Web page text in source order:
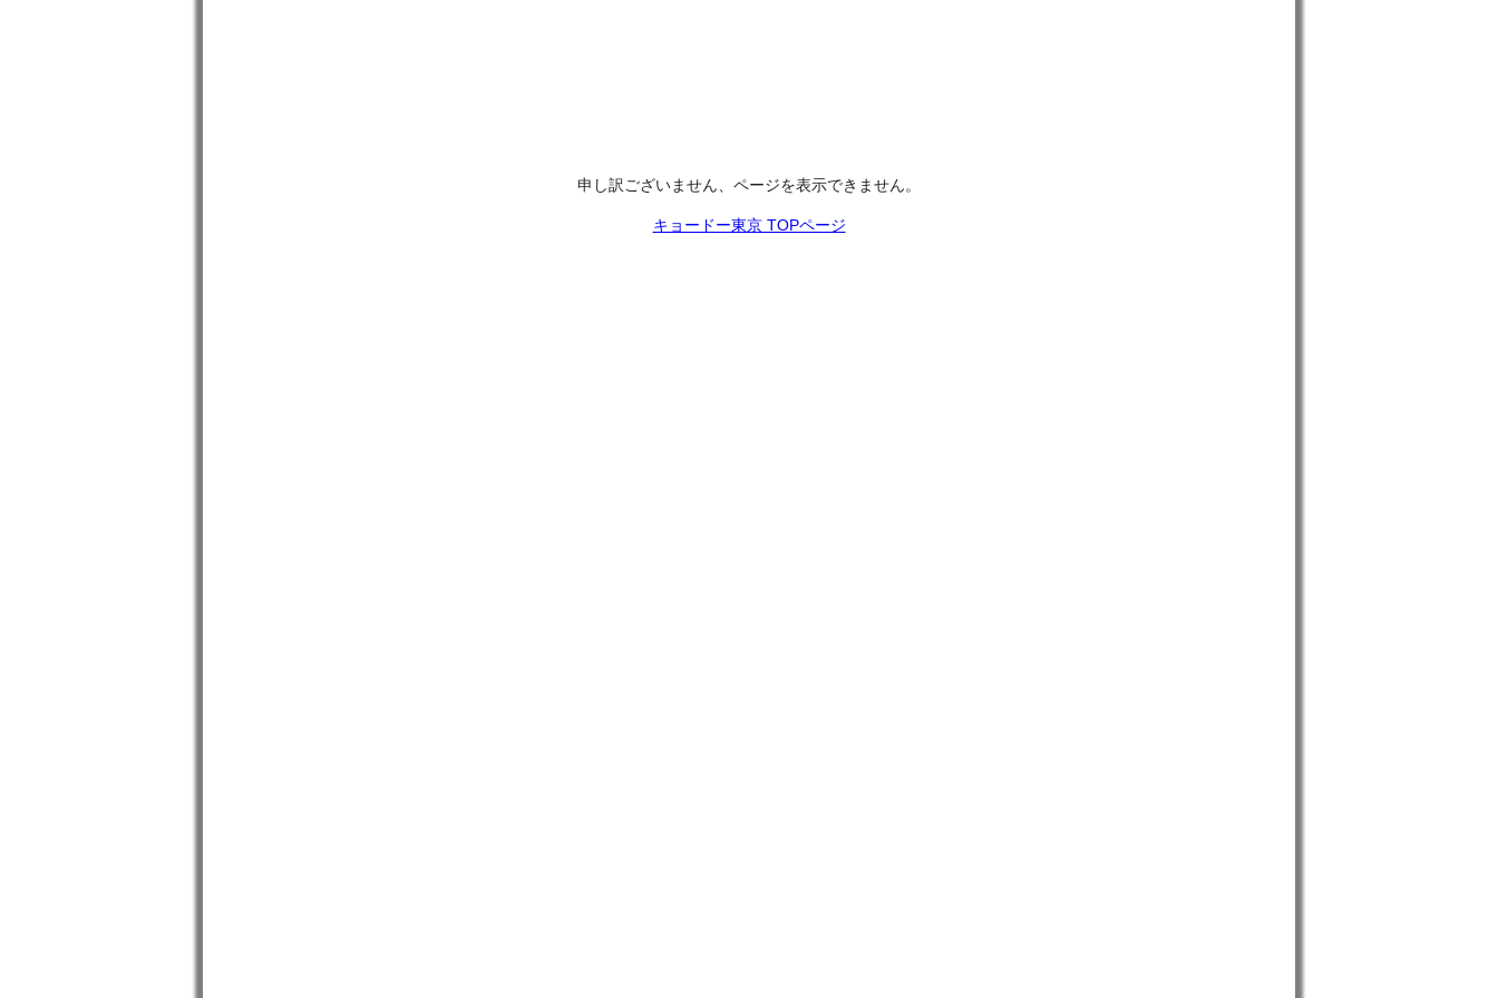
申し訳ございません、ページを表示できません。
キョードー東京 TOPページ